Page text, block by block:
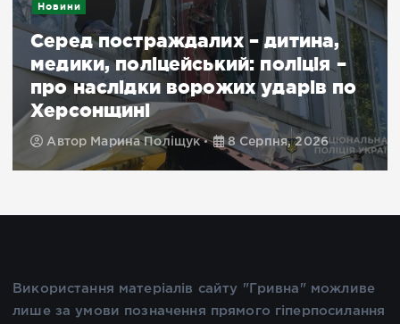
Новини
Серед постраждалих – дитина,
медики, поліцейський: поліція –
про наслідки ворожих ударів по
Херсонщині
Автор Марина Поліщук 8 Серпня, 2026
Використання матеріалів сайту "Гривна" можливе
лише за умови позначення прямого гіперпосилання